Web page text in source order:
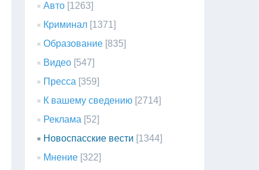
Авто [1263]
Криминал [1371]
Образование [835]
Видео [547]
Пресса [359]
К вашему сведению [2714]
Реклама [52]
Новоспасские вести [1344]
Мнение [322]